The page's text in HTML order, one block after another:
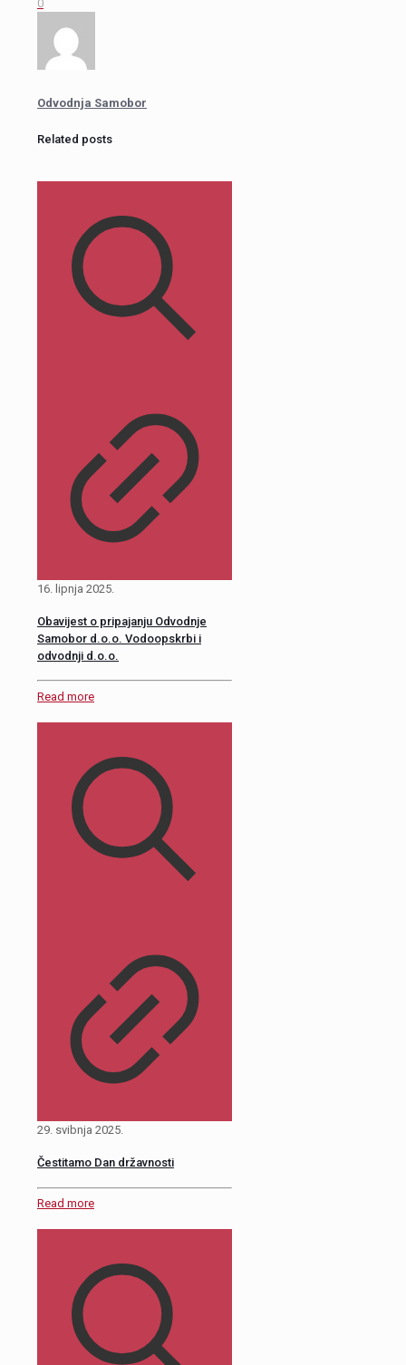
0
Odvodnja Samobor
Related posts
16. lipnja 2025.
Obavijest o pripajanju Odvodnje
Samobor d.o.o. Vodoopskrbi i
odvodnji d.o.o.
Read more
29. svibnja 2025.
Čestitamo Dan državnosti
Read more